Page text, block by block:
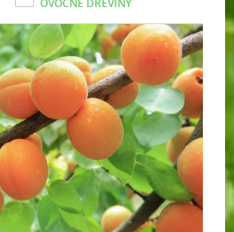
OVOCNÉ DŘEVINY